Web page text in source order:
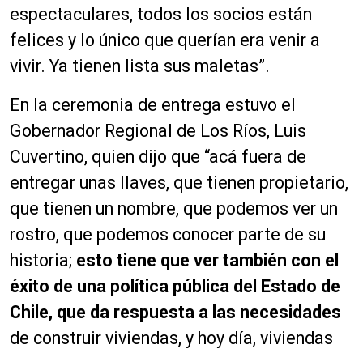
espectaculares, todos los socios están
felices y lo único que querían era venir a
vivir. Ya tienen lista sus maletas”.
En la ceremonia de entrega estuvo el
Gobernador Regional de Los Ríos, Luis
Cuvertino, quien dijo que “acá fuera de
entregar unas llaves, que tienen propietario,
que tienen un nombre, que podemos ver un
rostro, que podemos conocer parte de su
historia; esto tiene que ver también con el
éxito de una política pública del Estado de
Chile, que da respuesta a las necesidades
de construir viviendas, y hoy día, viviendas